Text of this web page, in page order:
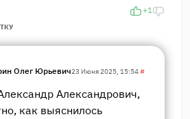
+1
Олег Юрьевич23 Июня 2025, 15:54#
Александрович,
как выяснилось